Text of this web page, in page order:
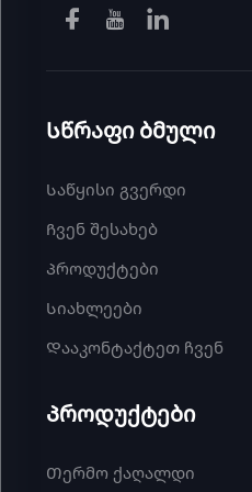
კატეგორია შეიცავს სწორ
უპირატესობები
შედეგის და დაბალი
უპირატესობა იმაში
უზრუნველყოფს ნათელ
ბეჭდვას და ამცირებს
ქაღალდი მუშაობს სითბოს
თავის კონტროლირებადი
წამში მიიღოს ჩეკი ან
Სწრაფი ბმული
Საწყისი გვერდი
Ჩვენ შესახებ
Პროდუქტები
Სიახლეები
Დააკონტაქტეთ ჩვენ
Პროდუქტები
Თერმო ქაღალდი